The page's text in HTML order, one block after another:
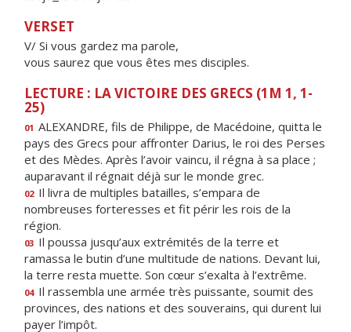
VERSET
V/ Si vous gardez ma parole,
vous saurez que vous êtes mes disciples.
LECTURE : LA VICTOIRE DES GRECS (1M 1, 1-
25)
01 ALEXANDRE, fils de Philippe, de Macédoine, quitta le
pays des Grecs pour affronter Darius, le roi des Perses
et des Mèdes. Après l’avoir vaincu, il régna à sa place ;
auparavant il régnait déjà sur le monde grec.
02 Il livra de multiples batailles, s’empara de
nombreuses forteresses et fit périr les rois de la
région.
03 Il poussa jusqu’aux extrémités de la terre et
ramassa le butin d’une multitude de nations. Devant lui,
la terre resta muette. Son cœur s’exalta à l’extrême.
04 Il rassembla une armée très puissante, soumit des
provinces, des nations et des souverains, qui durent lui
payer l’impôt.